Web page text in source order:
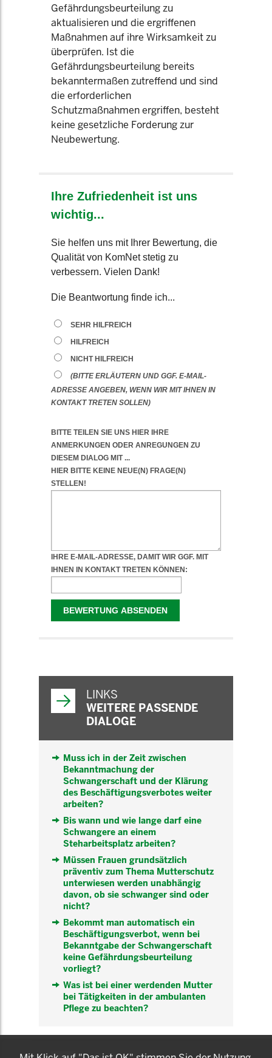
Gefährdungsbeurteilung zu
aktualisieren und die ergriffenen
Maßnahmen auf ihre Wirksamkeit zu
überprüfen. Ist die
Gefährdungsbeurteilung bereits
bekanntermaßen zutreffend und sind
die erforderlichen
Schutzmaßnahmen ergriffen, besteht
keine gesetzliche Forderung zur
Neubewertung.
LINKS
WEITERE PASSENDE
DIALOGE
Muss ich in der Zeit zwischen
Bekanntmachung der
Schwangerschaft und der Klärung
des Beschäftigungsverbotes weiter
arbeiten?
Bis wann und wie lange darf eine
Schwangere an einem
Steharbeitsplatz arbeiten?
Müssen Frauen grundsätzlich
präventiv zum Thema Mutterschutz
unterwiesen werden unabhängig
davon, ob sie schwanger sind oder
nicht?
Bekommt man automatisch ein
Beschäftigungsverbot, wenn bei
Bekanntgabe der Schwangerschaft
keine Gefährdungsbeurteilung
vorliegt?
Was ist bei einer werdenden Mutter
bei Tätigkeiten in der ambulanten
Pflege zu beachten?